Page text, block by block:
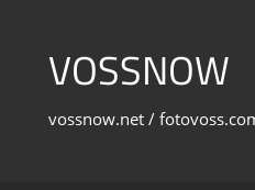
contentVOSSNOW
vossnow.net /